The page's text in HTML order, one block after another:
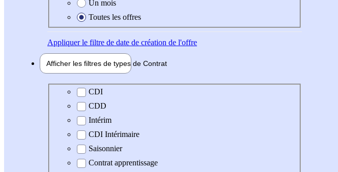
Un mois
Toutes les offres
Appliquerle filtre de date de création de l'offre
Afficher les filtres de types de Contrat
Type de contrat
CDI
CDD
Intérim
CDI Intérimaire
Saisonnier
Contrat apprentissage